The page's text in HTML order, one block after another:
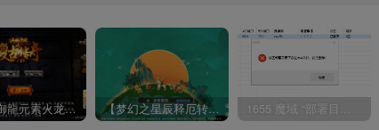
【1.80御龍元素火龙[摸摸登陆器]】战神引擎WIN服务端+GM工具+充值后台+双端+架设教程 【梦幻之星辰释厄转尊享挂机版】MT3换皮梦幻西游Linux服务端+GM后台+双端+源码+架设教程 1655 魔域 “部署目录存在 exe 文件” 报错解决指南